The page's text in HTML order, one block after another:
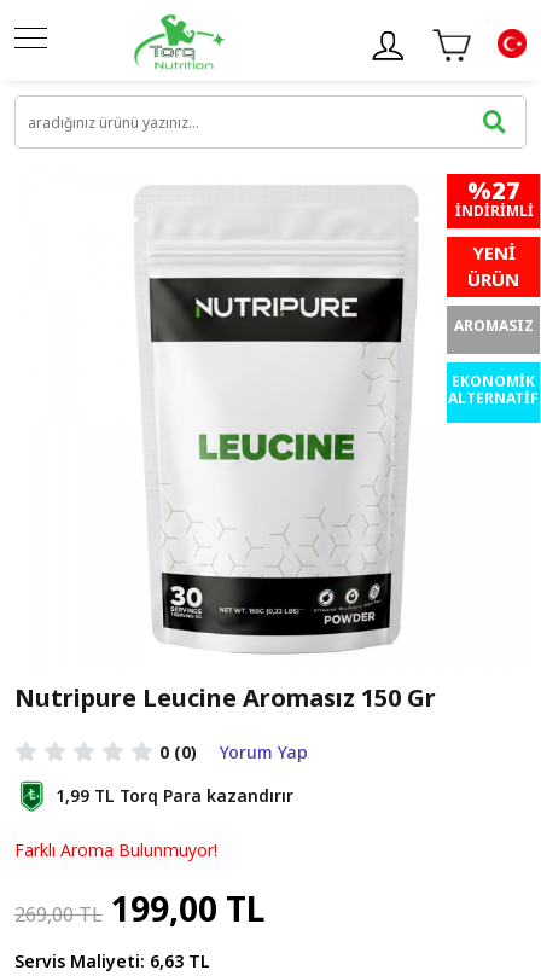
%27
İNDIRIMLI
YENİ
ÜRÜN
AROMASIZ
EKONOMİK
ALTERNATİF
Nutripure Leucine Aromasız 150 Gr
0 (0)
Yorum Yap
1,99 TL Torq Para kazandırır
Farklı Aroma Bulunmuyor!
269,00 TL 199,00 TL
Servis Maliyeti: 6,63 TL